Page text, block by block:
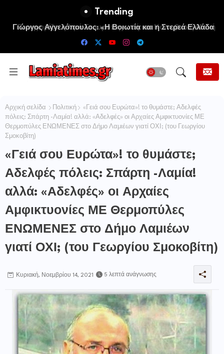
Trending
Πανηγυρίζει η Ιερά Σταυροπηγιακή και Κοινοβιακή Μονή
Μεταμορφώσεως του Σωτήρος Καμενων Βουρλων (Μονή
Αρχική σελίδα Πολιτική
«Γειά σου Ευρώτα»! το θυμάστε; Αδελφές
πόλεις: Σπάρτη -Λαμία! αλλά: «Αδελφές» οι Αρχαίες Αμφικτυονίες ΜΕ
Θερμοπύλες ΕΝΩΜΕΝΕΣ στο Δήμο Λαμιέων γιατί ΟΧΙ; (του Γεωργίου
Σμοκοβίτη)
«Γειά σου Ευρώτα»! το θυμάστε;
Αδελφές πόλεις: Σπάρτη -Λαμία!
αλλά: «Αδελφές» οι Αρχαίες
Αμφικτυονίες ΜΕ Θερμοπύλες
ΕΝΩΜΕΝΕΣ στο Δήμο Λαμιέων
γιατί ΟΧΙ; (του Γεωργίου Σμοκοβίτη)
Κυριακή, Νοεμβρίου 14, 2021 5 λεπτά ανάγνωσης